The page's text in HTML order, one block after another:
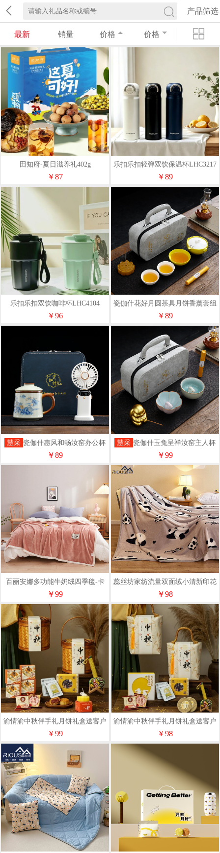
产品筛选
最新 销量 价格 价格
田知府-夏日滋养礼402g
￥87
乐扣乐扣轻弹双饮保温杯LHC3217
￥89
乐扣乐扣双饮咖啡杯LHC4104
￥96
瓷伽什花好月圆茶具月饼香薰套组
CJS-SYZQ-001
￥89
慧采 瓷伽什惠风和畅汝窑办公杯
风扇套组CJS-RYFS-001
￥89
慧采 瓷伽什玉兔呈祥汝窑主人杯
香插套组
￥99
百丽安娜多功能牛奶绒四季毯-卡
其
￥99
蕊丝坊家纺流量双面绒小清新印花
毛毯150*200cm
￥98
渝情渝中秋伴手礼月饼礼盒送客户
企业福利秋光叙月礼-2
￥99
渝情渝中秋伴手礼月饼礼盒送客户
风栖月桂礼-1
￥98